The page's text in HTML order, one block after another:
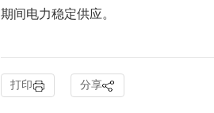
期间电力稳定供应。
打印 分享